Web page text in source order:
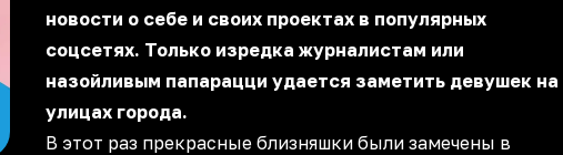
новости о себе и своих проектах в популярных
соцсетях. Только изредка журналистам или
назойливым папарацци удается заметить девушек на
улицах города.
В этот раз прекрасные близняшки были замечены в